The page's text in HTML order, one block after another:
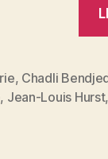
, Chadli
, Jean-Louis Hurst,